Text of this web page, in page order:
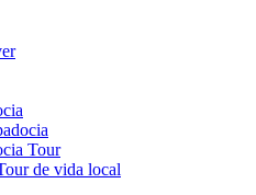
Tour
de vida local